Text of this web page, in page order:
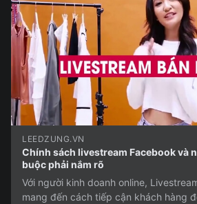
LEEDZUNG.VN
Chính sách livestream Facebook và
buộc phải nắm rõ
Với người kinh doanh online,
mang đến cách tiếp cận khách hàng